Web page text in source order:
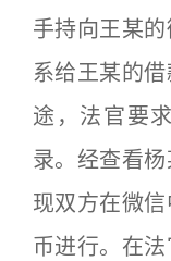
手持向王某
系给王某的
途，法官要
录。经查看
现双方在微
币进行。在